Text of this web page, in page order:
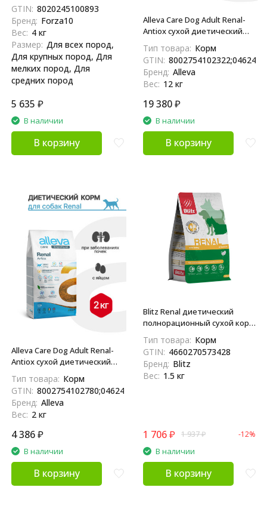
хронической почечной
недостаточности,
хронической сердечной
недостаточности - 4 кг
GTIN: 8020245100893
Бренд: Forza10
Вес: 4 кг
Размер: Для всех пород,
Для крупных пород, Для
мелких пород, Для
средних пород
5 635 ₽
В наличии
В корзину
Alleva Care Dog Adult Renal-
Antiox сухой диетический
почечной недостаточности
- 12 кг
Тип товара: Корм
GTIN:
Бренд: Alleva
Вес: 12 кг
19 380₽
В наличии
В корзину
Alleva Care Dog Adult Renal-
Antiox сухой диетический
поддержания функции
почек - 2 кг
Тип товара: Корм
GTIN: 8002754102780;04624837890472;4624837890472
Бренд: Alleva
Вес: 2 кг
4 386₽
В наличии
В корзину
Blitz Renal диетический
полнорационный сухой корм
хронической почечной
недостаточности - 1,5 кг
Тип товара: Корм
GTIN: 4660270573428
Бренд: Blitz
Вес: 1.5 кг
1 706₽ 1 937₽ -12%
В наличии
В корзину